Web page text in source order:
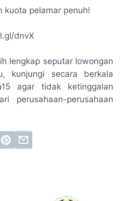
kuota pelamar penuh!
dnvX
lengkap seputar lowongan
kunjungi secara berkala
agar tidak ketinggalan
perusahaan-perusahaan